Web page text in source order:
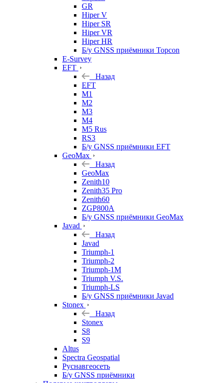
GR
Hiper V
Hiper SR
Hiper VR
Hiper HR
Б/у GNSS приёмники Topcon
E-Survey
EFT
Назад
EFT
M1
M2
M3
M4
M5 Rus
RS3
Б/у GNSS приёмники EFT
GeoMax
Назад
GeoMax
Zenith10
Zenith35 Pro
Zenith60
ZGP800A
Б/у GNSS приёмники GeoMax
Javad
Назад
Javad
Triumph-1
Triumph-2
Triumph-1M
Triumph V.S.
Triumph-LS
Б/у GNSS приёмники Javad
Stonex
Назад
Stonex
S8
S9
Altus
Spectra Geospatial
Руснавгеосеть
Б/у GNSS приёмники